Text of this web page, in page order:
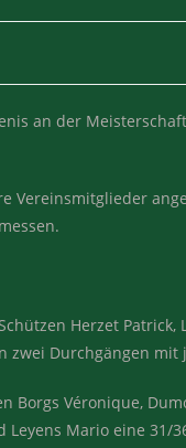
an der Meisterschaft
Vereinsmitglieder
Herzet Patrick,
zwei Durchgängen mit
Borgs Véronique,
Leyens Mario eine 31/